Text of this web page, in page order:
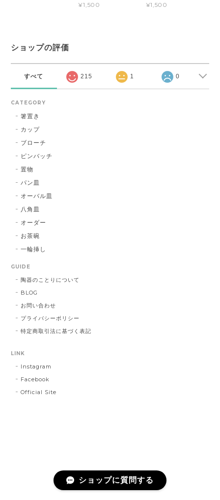
¥1,500
¥1,500
ショップの評価
すべて 215 1 0
CATEGORY
箸置き
カップ
ブローチ
ピンバッチ
置物
パン皿
オーバル皿
八角皿
オーダー
お茶碗
一輪挿し
GUIDE
陶器のことりについて
BLOG
お問い合わせ
プライバシーポリシー
特定商取引法に基づく表記
LINK
Instagram
Facebook
Official Site
ショップに質問する